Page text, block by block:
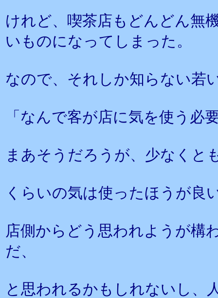
けれど、喫茶店もどんどん無
いものになってしまった。
なので、それしか知らない若
「なんで客が店に気を使う
まあそうだろうが、少なくと
くらいの気は使ったほうが良
店側からどう思われようが構
だ、
と思われるかもしれないし、